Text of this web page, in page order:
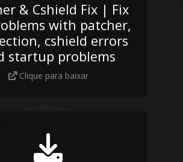
& Cshield Fix | Fix
with patcher,
cshield errors
startup problems
Clique para baixar